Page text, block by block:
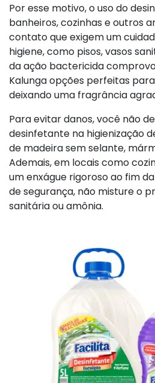
Por esse motivo, o uso do
banheiros, cozinhas e outros
contato que exigem um
higiene, como pisos, vasos
da ação bactericida
Kalunga opções perfeitas
deixando uma fragrância
Para evitar danos, você não
desinfetante na higienização
de madeira sem selante,
Ademais, em locais como
um enxágue rigoroso ao fim
de segurança, não misture o
sanitária ou amônia.